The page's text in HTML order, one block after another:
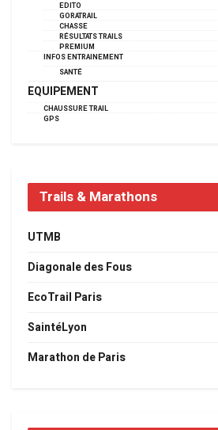
EDITO
GORATRAIL
CHASSE
RÉSULTATS TRAILS
PREMIUM
INFOS ENTRAINEMENT
SANTÉ
EQUIPEMENT
CHAUSSURE TRAIL
GPS
Trails & Marathons
UTMB
Diagonale des Fous
EcoTrail Paris
SaintéLyon
Marathon de Paris